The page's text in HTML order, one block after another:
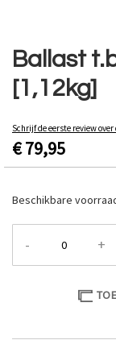
Ballast
[1,12kg]
Schrijf de eerste review
€ 79,95
Beschikbare
- +
naar
het
begin
van
afbeeldingen-
gallerij